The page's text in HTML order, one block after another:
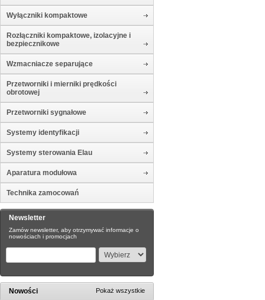
Wyłączniki kompaktowe
Rozłączniki kompaktowe, izolacyjne i
bezpiecznikowe
Wzmacniacze separujące
Przetworniki i mierniki prędkości
obrotowej
Przetworniki sygnałowe
Systemy identyfikacji
Systemy sterowania Elau
Aparatura modułowa
Technika zamocowań
Newsletter
Zamów newsletter, aby otrzymywać informacje o
nowościach i promocjach
Nowości Pokaż wszystkie